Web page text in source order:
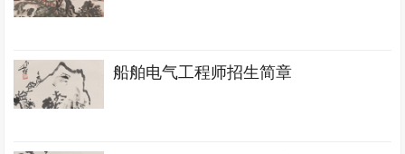
船舶电气工程师招生简章